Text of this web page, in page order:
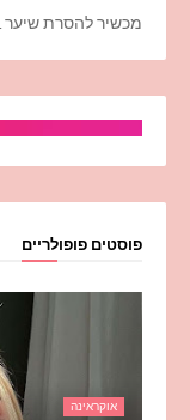
מכשיר להסרת שיער Silkn Flash & Go Freedom IPL
פוסטים פופולריים
אוקראינה